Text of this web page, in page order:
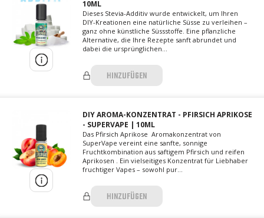
10ML
Dieses Stevia-Additiv wurde entwickelt, um Ihren
DIY-Kreationen eine natürliche Süsse zu verleihen –
ganz ohne künstliche Süssstoffe. Eine pflanzliche
Alternative, die Ihre Rezepte sanft abrundet und
dabei die ursprünglichen...
HINZUFÜGEN
DIY AROMA-KONZENTRAT - PFIRSICH APRIKOSE
- SUPERVAPE | 10ML
Das Pfirsich Aprikose Aromakonzentrat von
SuperVape vereint eine sanfte, sonnige
Fruchtkombination aus saftigem Pfirsich und reifen
Aprikosen . Ein vielseitiges Konzentrat für Liebhaber
fruchtiger Vapes – sowohl pur...
HINZUFÜGEN